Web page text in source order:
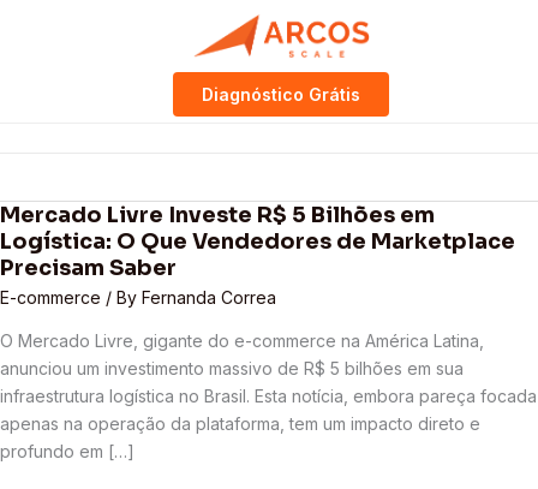
Diagnóstico Grátis
Mercado Livre Investe R$ 5 Bilhões em
Logística: O Que Vendedores de Marketplace
Precisam Saber
E-commerce / By Fernanda Correa
O Mercado Livre, gigante do e-commerce na América Latina,
anunciou um investimento massivo de R$ 5 bilhões em sua
infraestrutura logística no Brasil. Esta notícia, embora pareça focada
apenas na operação da plataforma, tem um impacto direto e
profundo em […]
Mercado
Livre
Investe
R$
Bilhões
em
Logística:
O
Que